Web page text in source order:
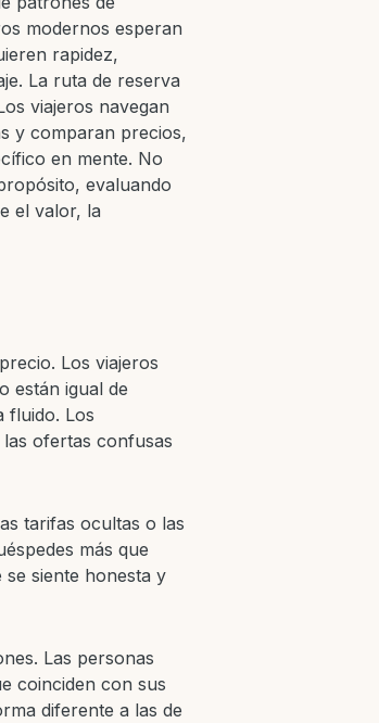
modernos esperan
rapidez,
La ruta de reserva
viajeros navegan
y comparan precios,
en mente. No
evaluando
el valor, la
Los viajeros
están igual de
fluido. Los
ofertas confusas
tarifas ocultas o las
más que
siente honesta y
Las personas
coinciden con sus
diferente a las de